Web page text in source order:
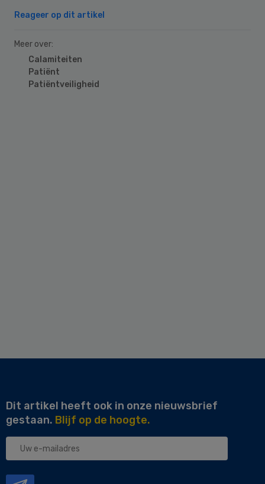
Reageer op dit artikel
Meer over:
Calamiteiten
Patiënt
Patiëntveiligheid
Dit artikel heeft ook in onze nieuwsbrief
gestaan. Blijf op de hoogte.
Uw